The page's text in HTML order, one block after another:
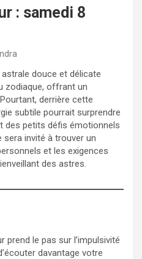
: samedi 8
douce et délicate
zodiaque, offrant un
derrière cette
subtile pourrait surprendre
des petits défis émotionnels
sera invité à trouver un
et les exigences
des astres.
prend le pas sur l’impulsivité
davantage votre